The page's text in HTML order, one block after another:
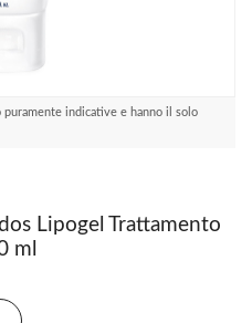
puramente indicative e hanno il solo
Lipogel Trattamento
ml